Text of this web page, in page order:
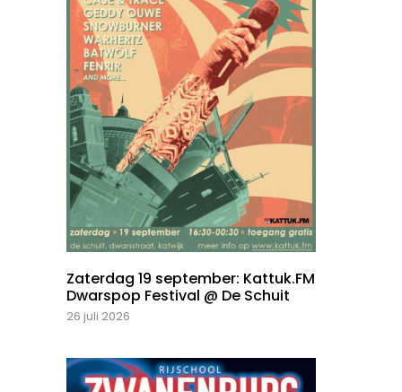
Zaterdag 19 september: Kattuk.FM
Dwarspop Festival @ De Schuit
26 juli 2026